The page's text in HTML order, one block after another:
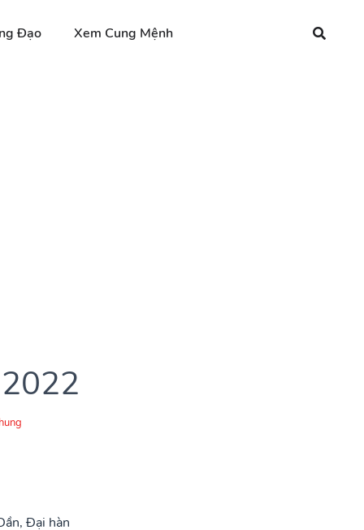
Đạo Xem Cung Mệnh
Đại hàn